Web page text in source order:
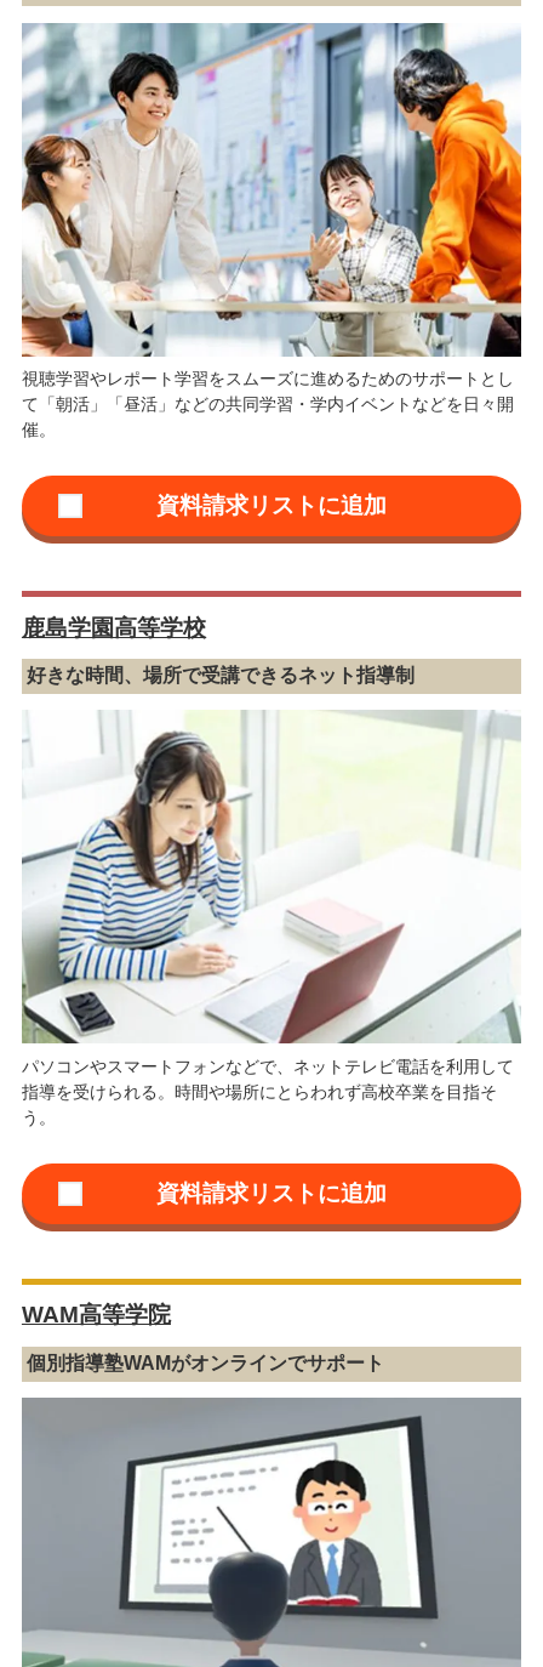
視聴学習やレポート学習をスムーズに進めるためのサポートとし
て「朝活」「昼活」などの共同学習・学内イベントなどを日々開
催。
鹿島学園高等学校
好きな時間、場所で受講できるネット指導制
パソコンやスマートフォンなどで、ネットテレビ電話を利用して
指導を受けられる。時間や場所にとらわれず高校卒業を目指そ
う。
WAM高等学院
個別指導塾WAMがオンラインでサポート